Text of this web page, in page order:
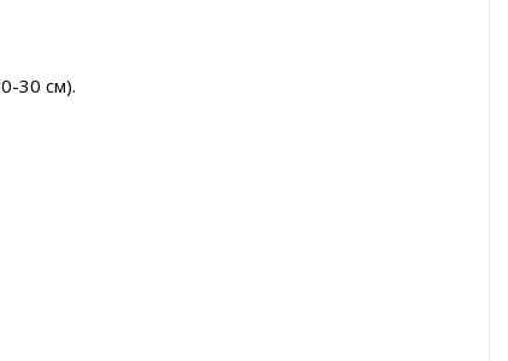
30 см).